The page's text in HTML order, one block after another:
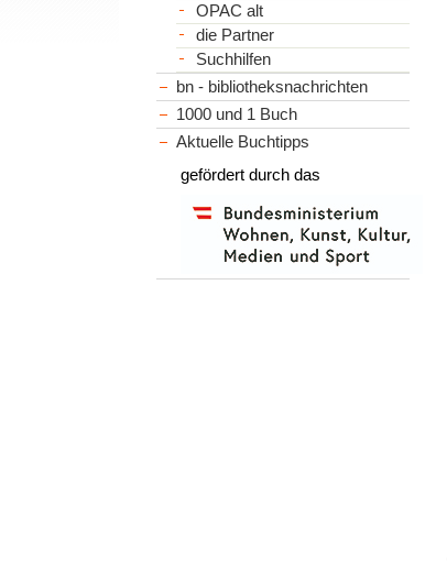
OPAC alt
die Partner
Suchhilfen
bn - bibliotheksnachrichten
1000 und 1 Buch
Aktuelle Buchtipps
gefördert durch das